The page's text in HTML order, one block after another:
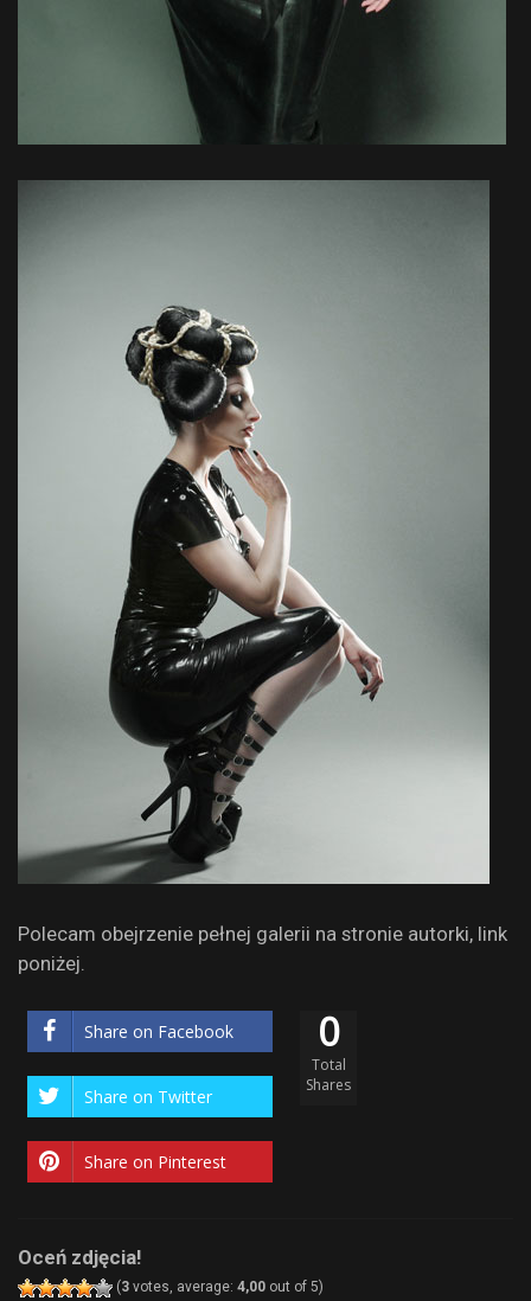
Polecam obejrzenie pełnej galerii na stronie autorki, link
poniżej.
Share on Facebook
Share on Twitter
Share on Pinterest
0
Total
Shares
Oceń zdjęcia!
(3 votes, average: 4,00 out of 5)